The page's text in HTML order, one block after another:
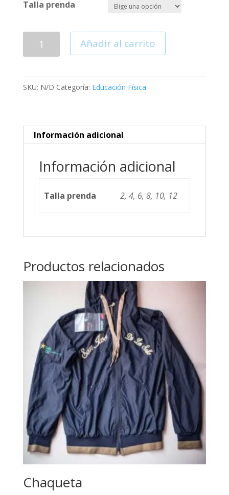
Talla prenda
Preescolar
Añadir al carrito
SKU: N/D Categoría: Educación Física
Información adicional
Información adicional
Talla prenda 2, 4, 6, 8, 10, 12
Productos relacionados
Chaqueta